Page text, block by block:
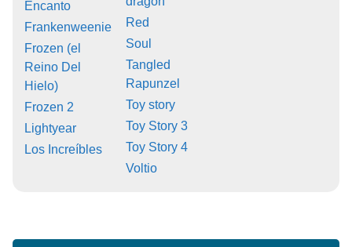
Encanto
Frankenweenie
Frozen (el
Reino Del
Hielo)
Frozen 2
Lightyear
Los Increíbles
Red
Soul
Tangled
Rapunzel
Toy story
Toy Story 3
Toy Story 4
Voltio